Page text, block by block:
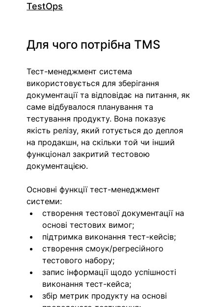
TestOps
Для чого потрібна TMS
Тест-менеджмент система
використовується для зберігання
документації та відповідає на питання, як
саме відбувалося планування та
тестування продукту. Вона показує
якість релізу, який готується до деплоя
на продакшн, на скільки той чи інший
функціонал закритий тестовою
документацією.
Основні функції тест-менеджмент
системи:
створення тестової документації на
основі тестових вимог;
підтримка виконання тест-кейсів;
створення смоук/регресійного
тестового набору;
запис інформації щодо успішності
виконання тест-кейса;
збір метрик продукту на основі